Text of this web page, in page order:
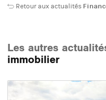
Retour aux actualités
Les autres
immobilier